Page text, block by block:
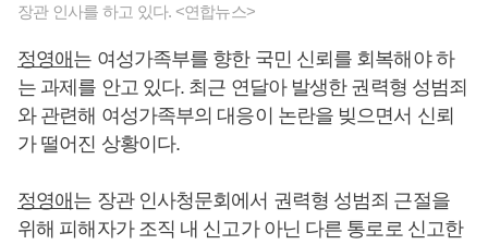
장관 인사를 하고 있다. <연합뉴스>
정영애 는 여성가족부를 향한 국민 신뢰를 회복해야 하
는 과제를 안고 있다. 최근 연달아 발생한 권력형 성범죄
와 관련해 여성가족부의 대응이 논란을 빚으면서 신뢰
가 떨어진 상황이다.
정영애 는 장관 인사청문회에서 권력형 성범죄 근절을
위해 피해자가 조직 내 신고가 아닌 다른 통로로 신고한